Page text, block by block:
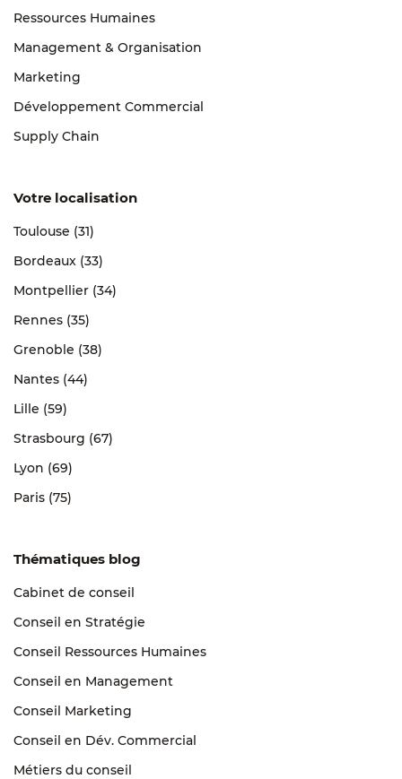
Ressources Humaines
Management & Organisation
Marketing
Développement Commercial
Supply Chain
Votre localisation
Toulouse (31)
Bordeaux (33)
Montpellier (34)
Rennes (35)
Grenoble (38)
Nantes (44)
Lille (59)
Strasbourg (67)
Lyon (69)
Paris (75)
Thématiques blog
Cabinet de conseil
Conseil en Stratégie
Conseil Ressources Humaines
Conseil en Management
Conseil Marketing
Conseil en Dév. Commercial
Métiers du conseil